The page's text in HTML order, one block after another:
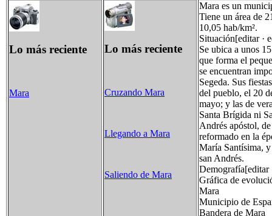
Lo más reciente
Mara
Lo más reciente
Cruzando Mara
Llegando a Mara
Saliendo de Mara
Mara es un
Tiene un área de
10,05 hab/km².
Situación[editar ·
Se ubica a unos
que forma el
se encuentran
Segeda. Sus
del pueblo, el 20
mayo; y las de
Santa Brígida ni
Andrés apóstol,
reformado en la
María Santísima,
san Andrés.
Demografía[editar
Gráfica de
Mara
Municipio de
Bandera de Mara